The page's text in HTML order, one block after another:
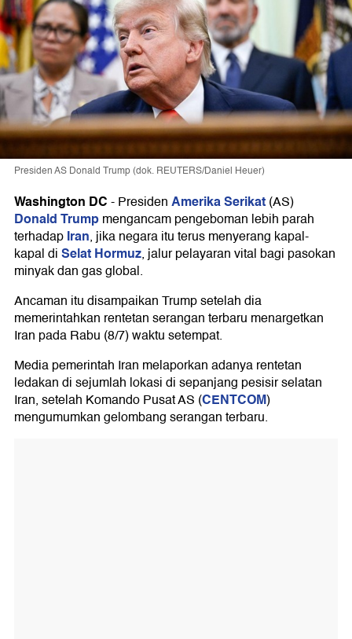
Presiden AS Donald Trump (dok. REUTERS/Daniel Heuer)
Washington DC-PresidenAmerika Serikat(AS)
Donald Trumpmengancam pengeboman lebih parah
terhadapIran, jika negara itu terus menyerang kapal-
kapal diSelat Hormuz, jalur pelayaran vital bagi pasokan
minyak dan gas global.
Ancaman itu disampaikan Trump setelah dia
memerintahkan rentetan serangan terbaru menargetkan
Iran pada Rabu (8/7) waktu setempat.
Media pemerintah Iran melaporkan adanya rentetan
ledakan di sejumlah lokasi di sepanjang pesisir selatan
Iran, setelah Komando Pusat AS (CENTCOM)
mengumumkan gelombang serangan terbaru.